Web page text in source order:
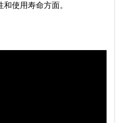
使用寿命方面。